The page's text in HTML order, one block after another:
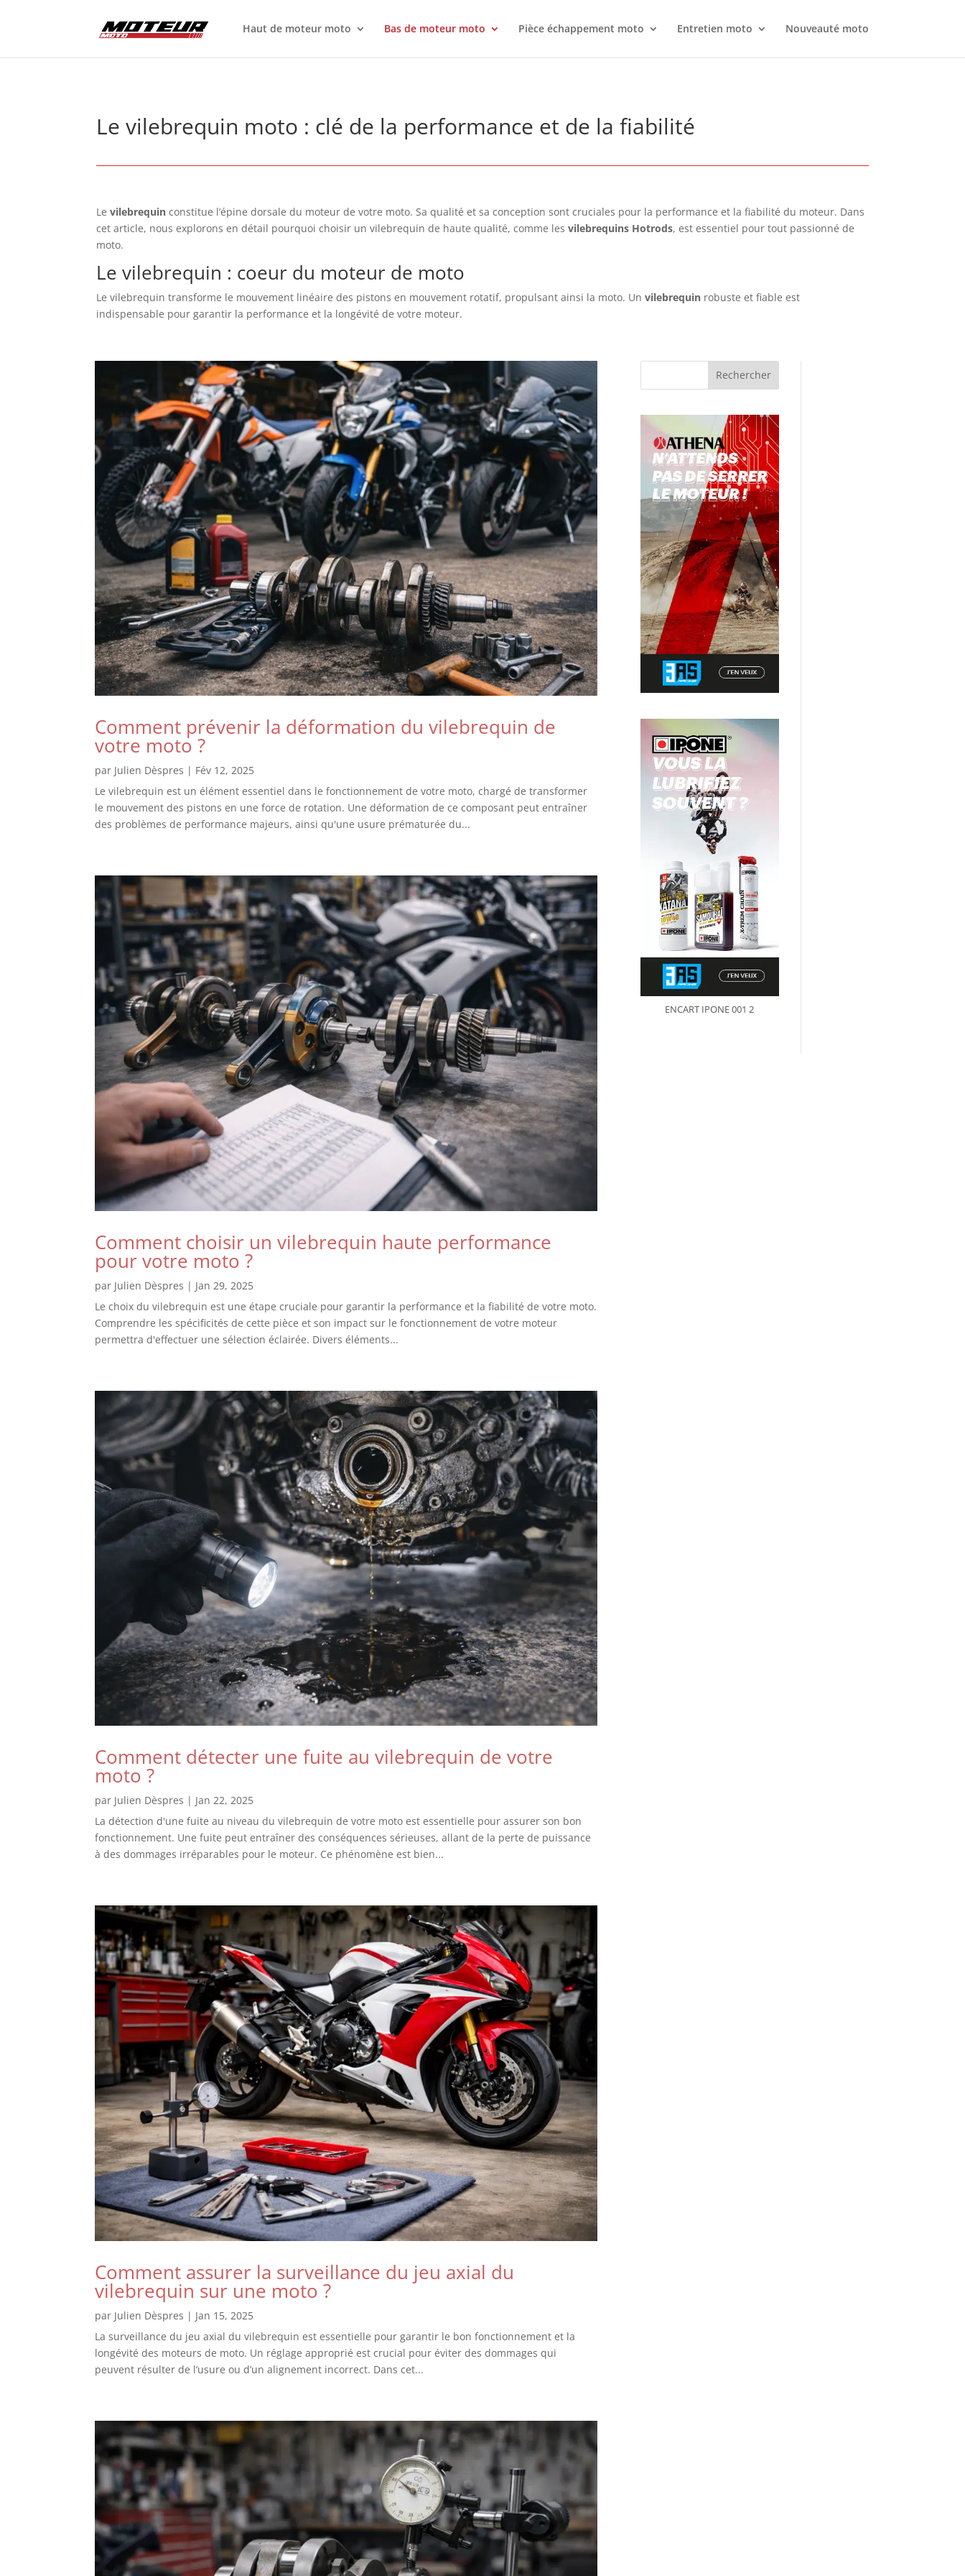
Haut de moteur moto Bas de moteur moto Pièce échappement moto Entretien moto Nouveauté moto
Le vilebrequin moto : clé de la performance et de la fiabilité
Levilebrequin constitue l’épine dorsale du moteur de votre moto. Sa qualité et sa conception sont cruciales pour la performance et la fiabilité du moteur. Dans
cet article, nous explorons en détail pourquoi choisir un vilebrequin de haute qualité, comme lesvilebrequins Hotrods, est essentiel pour tout passionné de
moto.
Le vilebrequin : coeur du moteur de moto
Le vilebrequin transforme le mouvement linéaire des pistons en mouvement rotatif, propulsant ainsi la moto. Unvilebrequin robuste et fiable est
indispensable pour garantir la performance et la longévité de votre moteur.
Comment prévenir la déformation du vilebrequin de
votre moto ?
par Julien Dèspres | Fév 12, 2025
Le vilebrequin est un élément essentiel dans le fonctionnement de votre moto, chargé de transformer
le mouvement des pistons en une force de rotation. Une déformation de ce composant peut entraîner
des problèmes de performance majeurs, ainsi qu'une usure prématurée du...
Comment choisir un vilebrequin haute performance
pour votre moto ?
par Julien Dèspres | Jan 29, 2025
Le choix du vilebrequin est une étape cruciale pour garantir la performance et la fiabilité de votre moto.
Comprendre les spécificités de cette pièce et son impact sur le fonctionnement de votre moteur
permettra d'effectuer une sélection éclairée. Divers éléments...
Comment détecter une fuite au vilebrequin de votre
moto ?
par Julien Dèspres | Jan 22, 2025
La détection d'une fuite au niveau du vilebrequin de votre moto est essentielle pour assurer son bon
fonctionnement. Une fuite peut entraîner des conséquences sérieuses, allant de la perte de puissance
à des dommages irréparables pour le moteur. Ce phénomène est bien...
Comment assurer la surveillance du jeu axial du
vilebrequin sur une moto ?
par Julien Dèspres | Jan 15, 2025
La surveillance du jeu axial du vilebrequin est essentielle pour garantir le bon fonctionnement et la
longévité des moteurs de moto. Un réglage approprié est crucial pour éviter des dommages qui
peuvent résulter de l’usure ou d’un alignement incorrect. Dans cet...
ENCART IPONE 001 2